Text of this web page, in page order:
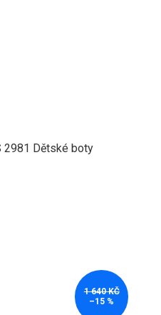
2981 Dětské boty
1 640 KČ
–15 %